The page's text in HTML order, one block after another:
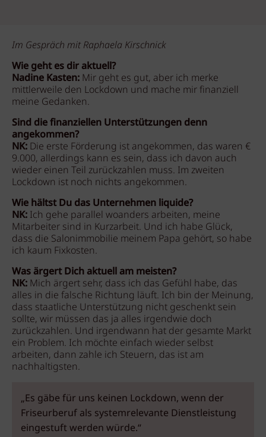
Im Gespräch mit Raphaela Kirschnick
Wie geht es dir aktuell?
Nadine Kasten: Mir geht es gut, aber ich merke
mittlerweile den Lockdown und mache mir finanziell
meine Gedanken.
Sind die finanziellen Unterstützungen denn
angekommen?
NK: Die erste Förderung ist angekommen, das waren €
9.000, allerdings kann es sein, dass ich davon auch
wieder einen Teil zurückzahlen muss. Im zweiten
Lockdown ist noch nichts angekommen.
Wie hältst Du das Unternehmen liquide?
NK: Ich gehe parallel woanders arbeiten, meine
Mitarbeiter sind in Kurzarbeit. Und ich habe Glück,
dass die Salonimmobilie meinem Papa gehört, so habe
ich kaum Fixkosten.
Was ärgert Dich aktuell am meisten?
NK: Mich ärgert sehr, dass ich das Gefühl habe, das
alles in die falsche Richtung läuft. Ich bin der Meinung,
dass staatliche Unterstützung nicht geschenkt sein
sollte, wir müssen das ja alles irgendwie doch
zurückzahlen. Und irgendwann hat der gesamte Markt
ein Problem. Ich möchte einfach wieder selbst
arbeiten, dann zahle ich Steuern, das ist am
nachhaltigsten.
„Es gäbe für uns keinen Lockdown, wenn der
Friseurberuf als systemrelevante Dienstleistung
eingestuft werden würde.“